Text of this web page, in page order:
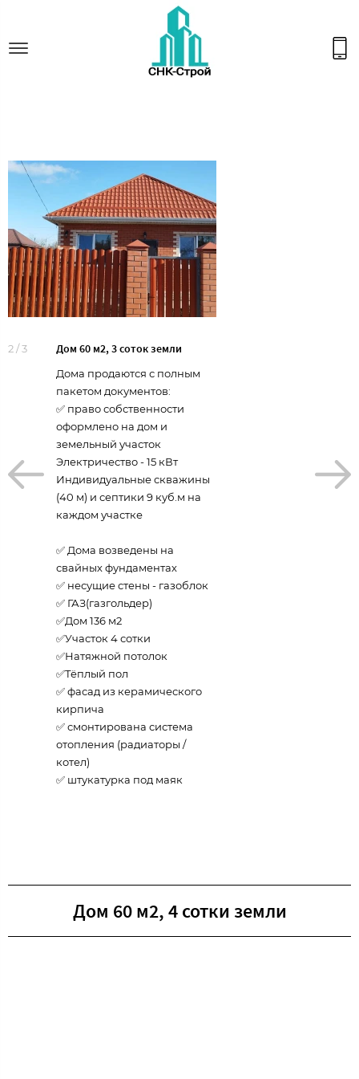
2/3 Дом 60 м2, 3 соток земли
Дома продаются с полным
пакетом документов:
✅ право собственности
оформлено на дом и
земельный участок
Электричество - 15 кВт
Индивидуальные скважины
(40 м) и септики 9 куб.м на
каждом участке
✅ Дома возведены на
свайных фундаментах
✅ несущие стены - газоблок
✅ ГАЗ(газгольдер)
✅Дом 136 м2
✅Участок 4 сотки
✅Натяжной потолок
✅Тёплый пол
✅ фасад из керамического
кирпича
✅ смонтирована система
отопления (радиаторы /
котел)
✅ штукатурка под маяк
Дом 60 м2, 4 сотки земли